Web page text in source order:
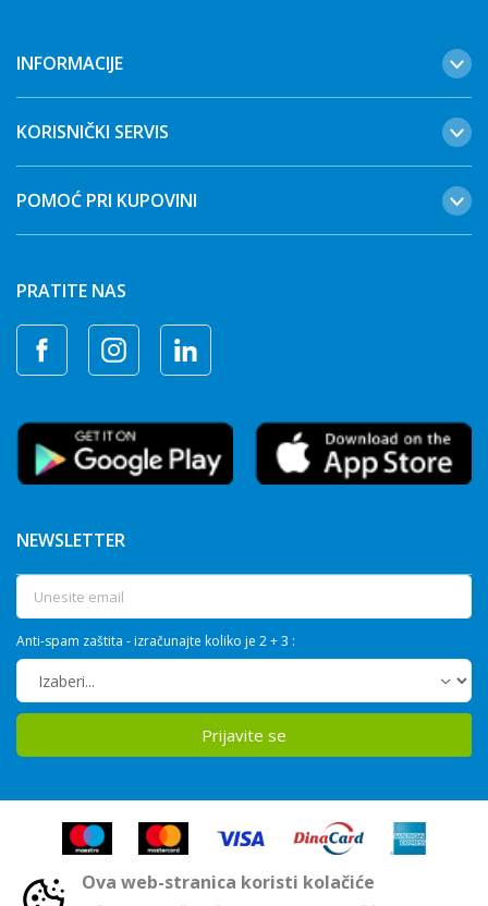
INFORMACIJE
KORISNIČKI SERVIS
POMOĆ PRI KUPOVINI
PRATITE NAS
NEWSLETTER
Anti-spam zaštita - izračunajte koliko je 2 + 3 :
Prijavite se
Ova web-stranica koristi kolačiće